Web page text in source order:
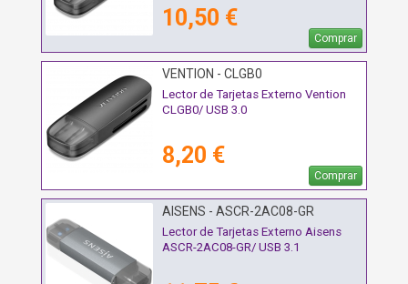
10,50 €
Comprar
VENTION - CLGB0
Lector de Tarjetas Externo Vention
CLGB0/ USB 3.0
8,20 €
Comprar
AISENS - ASCR-2AC08-GR
Lector de Tarjetas Externo Aisens
ASCR-2AC08-GR/ USB 3.1